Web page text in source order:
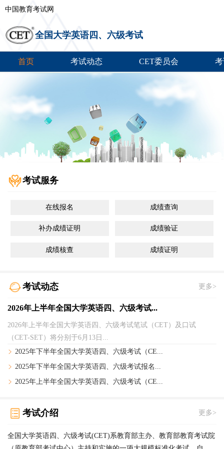
中国教育考试网
全国大学英语四、六级考试
首页 考试动态 CET委员会
考试服务
在线报名 成绩查询
补办成绩证明 成绩验证
成绩核查 成绩证明
考试动态 更多>
2026年上半年全国大学英语四、六级考试...
2026年上半年全国大学英语四、六级考试笔试（CET）及口试
（CET-SET）将分别于6月13日...
2025年下半年全国大学英语四、六级考试（CE...
2025年下半年全国大学英语四、六级考试报名...
2025年上半年全国大学英语四、六级考试（CE...
考试介绍 更多>
全国大学英语四、六级考试(CET)系教育部主办、教育部教育考试院